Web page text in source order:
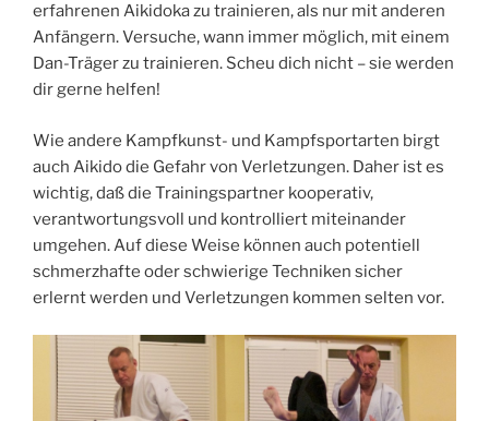
erfahrenen Aikidoka zu trainieren, als nur mit anderen
Anfängern. Versuche, wann immer möglich, mit einem
Dan-Träger zu trainieren. Scheu dich nicht – sie werden
dir gerne helfen!
Wie andere Kampfkunst- und Kampfsportarten birgt
auch Aikido die Gefahr von Verletzungen. Daher ist es
wichtig, daß die Trainingspartner kooperativ,
verantwortungsvoll und kontrolliert miteinander
umgehen. Auf diese Weise können auch potentiell
schmerzhafte oder schwierige Techniken sicher
erlernt werden und Verletzungen kommen selten vor.